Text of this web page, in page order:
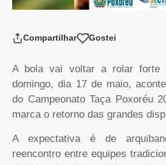
Compartilhar Gostei
A bola vai voltar a rolar forte
domingo, dia 17 de maio,
do Campeonato Taça Poxoréu
marca o retorno das grandes
A expectativa é de
reencontro entre equipes